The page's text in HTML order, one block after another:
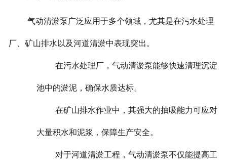
气动清淤泵广泛应用于多个领域，尤其是在污水处理
厂、矿山排水以及河道清淤中表现突出。
在污水处理厂，气动清淤泵能够快速清理沉淀
池中的淤泥，确保水质达标。
在矿山排水作业中，其强大的抽吸能力可应对
大量积水和泥浆，保障生产安全。
对于河道清淤工程，气动清淤泵不仅能提高工